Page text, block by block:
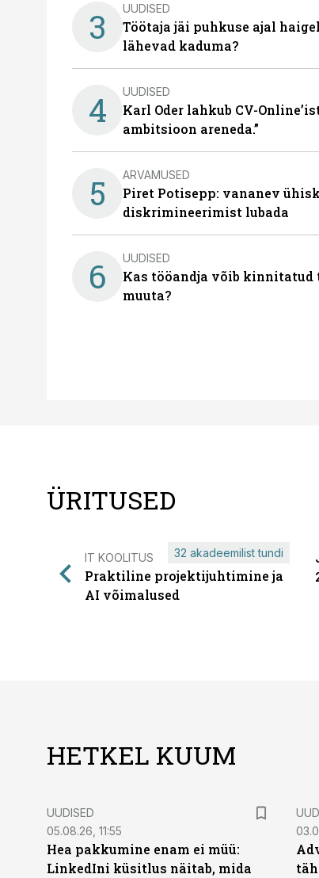
3 UUDISED
Töötaja jäi puhkuse ajal
lähevad kaduma?
4 UUDISED
Karl Oder lahkub CV-
ambitsioon areneda.”
5 ARVAMUSED
Piret Potisepp: vananev
diskrimineerimist lubada
6 UUDISED
Kas tööandja võib
muuta?
ÜRITUSED
IT KOOLITUS
Praktiline projektijuhtimine ja
AI võimalused
32 akadeemilist tundi
HETKEL KUUM
UUDISED
05.08.26, 11:55
Hea pakkumine enam ei müü:
LinkedIni küsitlus näitab, mida